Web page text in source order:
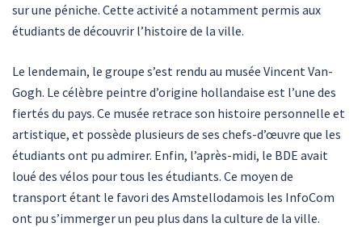
sur une péniche. Cette activité a notamment permis aux
étudiants de découvrir l’histoire de la ville.
Le lendemain, le groupe s’est rendu au musée Vincent Van-
Gogh. Le célèbre peintre d’origine hollandaise est l’une des
fiertés du pays. Ce musée retrace son histoire personnelle et
artistique, et possède plusieurs de ses chefs-d’œuvre que les
étudiants ont pu admirer. Enfin, l’après-midi, le BDE avait
loué des vélos pour tous les étudiants. Ce moyen de
transport étant le favori des Amstellodamois les InfoCom
ont pu s’immerger un peu plus dans la culture de la ville.